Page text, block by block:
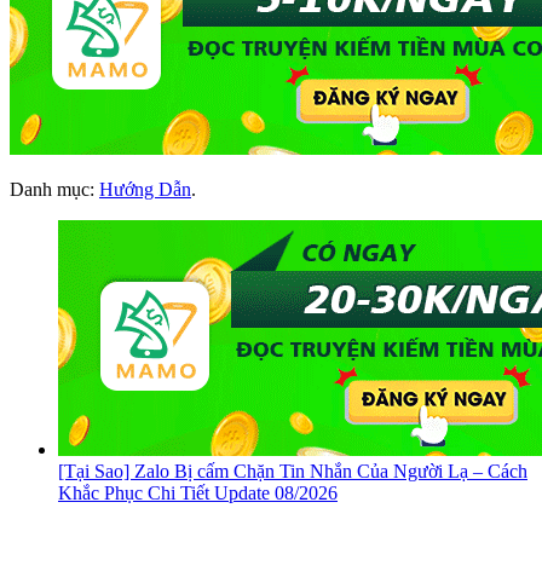
Danh mục: Hướng Dẫn.
[Tại Sao] Zalo Bị cấm Chặn Tin Nhắn Của Người Lạ – Cách
Khắc Phục Chi Tiết Update 08/2026